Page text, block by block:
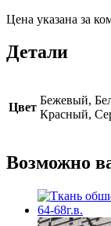
Цена указана за
Детали
Цвет
Бежевый,
Красный,
Возможно